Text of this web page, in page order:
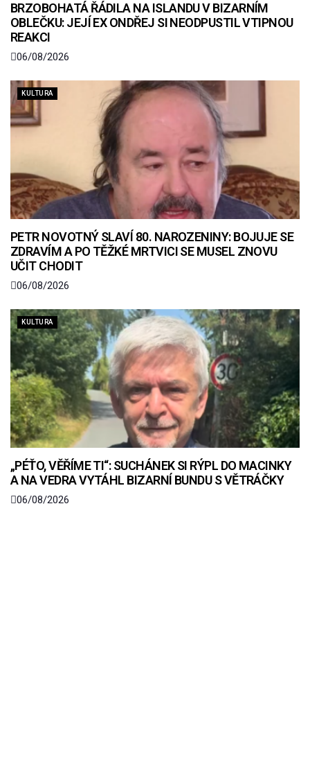
BRZOBOHATÁ ŘÁDILA NA ISLANDU V BIZARNÍM
OBLEČKU: JEJÍ EX ONDŘEJ SI NEODPUSTIL VTIPNOU
REAKCI
06/08/2026
KULTURA
PETR NOVOTNÝ SLAVÍ 80. NAROZENINY: BOJUJE SE
ZDRAVÍM A PO TĚŽKÉ MRTVICI SE MUSEL ZNOVU
UČIT CHODIT
06/08/2026
KULTURA
„PÉŤO, VĚŘÍME TI“: SUCHÁNEK SI RÝPL DO MACINKY
A NA VEDRA VYTÁHL BIZARNÍ BUNDU S VĚTRÁČKY
06/08/2026